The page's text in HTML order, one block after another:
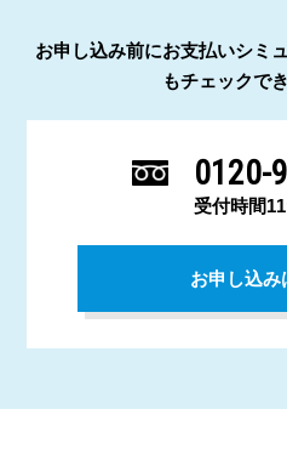
お申し込み前にお支払いシミ
もチェックで
0120-
受付時間
お申し込み